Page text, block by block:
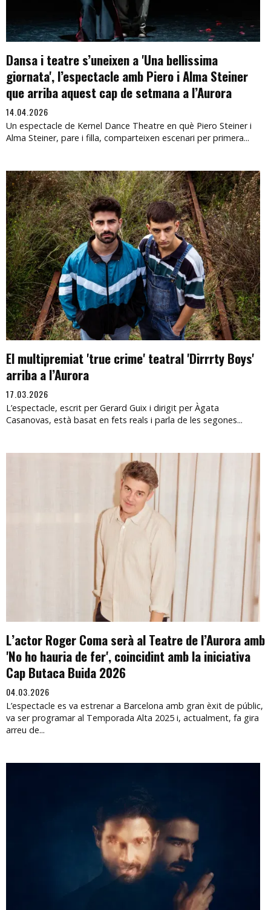
Dansa i teatre s’uneixen a 'Una bellissima
giornata', l’espectacle amb Piero i Alma Steiner
que arriba aquest cap de setmana a l’Aurora
14.04.2026
Un espectacle de Kernel Dance Theatre en què Piero Steiner i
Alma Steiner, pare i filla, comparteixen escenari per primera...
El multipremiat 'true crime' teatral 'Dirrrty Boys'
arriba a l’Aurora
17.03.2026
L’espectacle, escrit per Gerard Guix i dirigit per Àgata
Casanovas, està basat en fets reals i parla de les segones...
L’actor Roger Coma serà al Teatre de l’Aurora amb
'No ho hauria de fer', coincidint amb la iniciativa
Cap Butaca Buida 2026
04.03.2026
L’espectacle es va estrenar a Barcelona amb gran èxit de públic,
va ser programar al Temporada Alta 2025 i, actualment, fa gira
arreu de...